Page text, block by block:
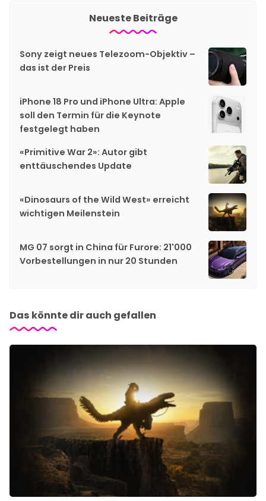
Neueste Beiträge
Sony zeigt neues Telezoom-Objektiv –
das ist der Preis
iPhone 18 Pro und iPhone Ultra: Apple
soll den Termin für die Keynote
festgelegt haben
«Primitive War 2»: Autor gibt
enttäuschendes Update
«Dinosaurs of the Wild West» erreicht
wichtigen Meilenstein
MG 07 sorgt in China für Furore: 21'000
Vorbestellungen in nur 20 Stunden
Das könnte dir auch gefallen